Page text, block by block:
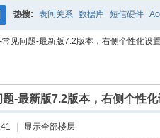
热搜: 表间关系 数据库 短信硬件
魔方网表价格 编辑公式 打印 下载
见问题-最新版7.2版本，右侧个性化设
-最新版7.2版本，右侧个性
显示全部楼层